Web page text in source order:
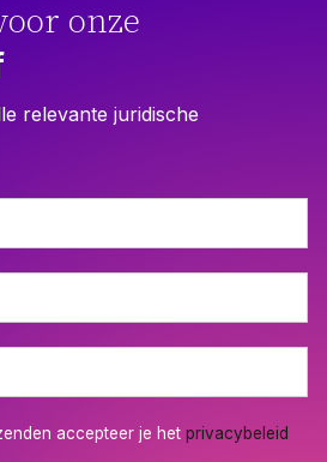
onze
relevante juridische
accepteer je het privacybeleid